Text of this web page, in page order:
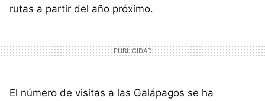
rutas a partir del año próximo.
El número de visitas a las Galápagos se ha